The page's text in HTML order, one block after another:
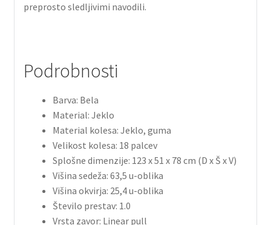
preprosto sledljivimi navodili.
Podrobnosti
Barva: Bela
Material: Jeklo
Material kolesa: Jeklo, guma
Velikost kolesa: 18 palcev
Splošne dimenzije: 123 x 51 x 78 cm (D x Š x V)
Višina sedeža: 63,5 u-oblika
Višina okvirja: 25,4 u-oblika
Število prestav: 1.0
Vrsta zavor: Linear pull